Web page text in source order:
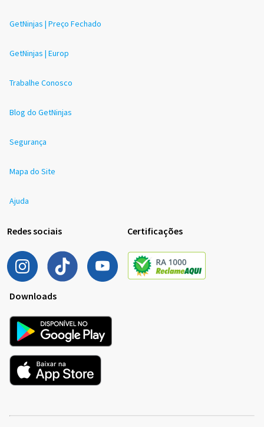
GetNinjas | Preço Fechado
GetNinjas | Europ
Trabalhe Conosco
Blog do GetNinjas
Segurança
Mapa do Site
Ajuda
Redes sociais Certificações
Downloads